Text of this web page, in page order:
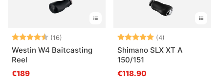
Bewertung:(16)
4.2 von 5 Sternen
Westin W4 Baitcasting
Reel
€189
Bewertung:(4)
Shimano SLX XT A
150/151
€118.90